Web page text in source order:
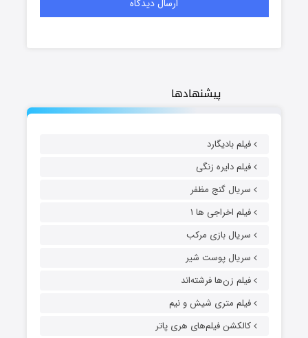
پیشنهادها
فیلم بادیگارد
فیلم دایره زنگی
سریال گنج مظفر
فیلم اخراجی ها ۱
سریال بازی مرکب
سریال پوست شیر
فیلم زن‌ها فرشته‌اند
فیلم متری شیش و نیم
کالکشن فیلم‌های هری پاتر